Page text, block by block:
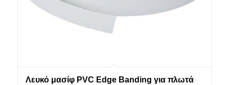
Λευκό μασίφ PVC Edge Banding για πλωτά